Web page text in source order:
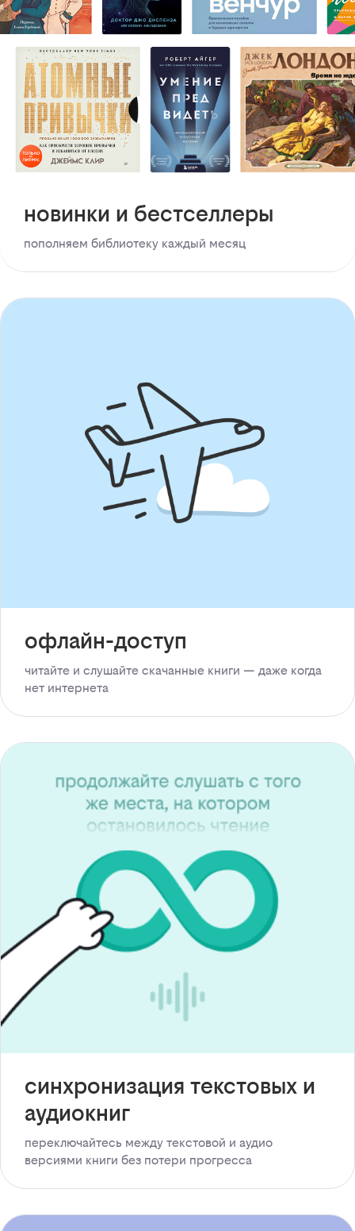
новинки и бестселлеры
пополняем библиотеку каждый месяц
офлайн-доступ
читайте и слушайте скачанные книги — даже когда
нет интернета
синхронизация текстовых и
аудиокниг
переключайтесь между текстовой и аудио
версиями книги без потери прогресса